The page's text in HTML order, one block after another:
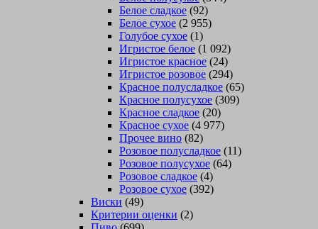
Белое сладкое (92)
Белое сухое (2 955)
Голубое сухое (1)
Игристое белое (1 092)
Игристое красное (24)
Игристое розовое (294)
Красное полусладкое (65)
Красное полусухое (309)
Красное сладкое (20)
Красное сухое (4 977)
Прочее вино (82)
Розовое полусладкое (11)
Розовое полусухое (64)
Розовое сладкое (4)
Розовое сухое (392)
Виски (49)
Критерии оценки (2)